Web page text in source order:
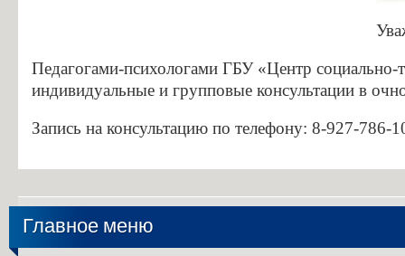
Информация для абитуриентов
Вопросы-ответы
Образовательный кредит с государственной поддержкой
Заочное обучение
Дополнительное профессиональное образование
Педагогами-психологами ГБУ «Центр социально-
индивидуальные и групповые консультации в
Запись на консультацию по телефону: 8-927-786-
Главное меню